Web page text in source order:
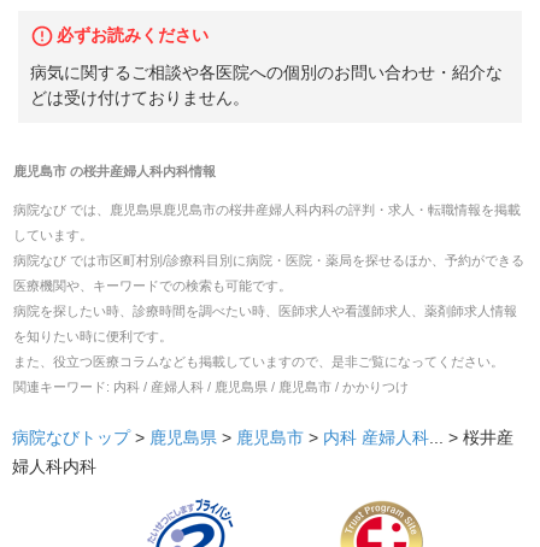
必ずお読みください
病気に関するご相談や各医院への個別のお問い合わせ・紹介な
どは受け付けておりません。
鹿児島市の桜井産婦人科内科情報
病院なび では、 鹿児島県鹿児島市の桜井産婦人科内科の評判・求人・転職情報を掲載
しています。
病院なび では市区町村別/診療科目別に病院・医院・薬局を探せるほか、予約ができる
医療機関や、キーワードでの検索も可能です。
病院を探したい時、診療時間を調べたい時、医師求人や看護師求人、薬剤師求人情報
を知りたい時に便利です。
また、役立つ医療コラムなども掲載していますので、是非ご覧になってください。
関連キーワード: 内科 / 産婦人科 / 鹿児島県 / 鹿児島市 / かかりつけ
病院なびトップ > 鹿児島県 > 鹿児島市 > 内科 産婦人科... > 桜井産
婦人科内科